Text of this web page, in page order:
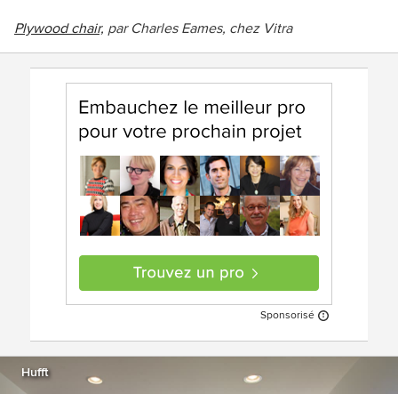
Plywood chair, par Charles Eames, chez Vitra
Sponsorisé
Hufft